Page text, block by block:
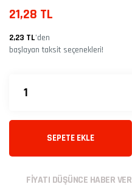
21,28 TL
2,23 TL’den
başlayan taksit seçenekleri!
SEPETE EKLE
FİYATI DÜŞÜNCE HABER VER